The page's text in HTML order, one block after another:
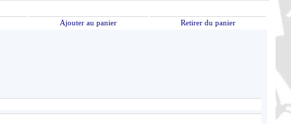
Ajouter au panier Retirer du panier